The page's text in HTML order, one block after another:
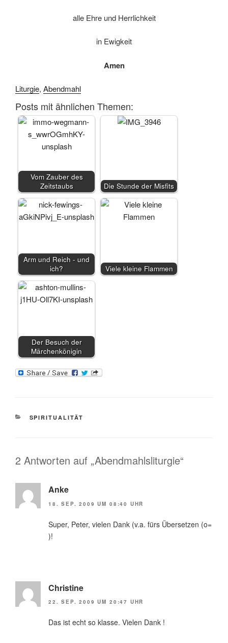
alle Ehre und Herrlichkeit
in Ewigkeit
Amen
Liturgie, Abendmahl
Posts mit ähnlichen Themen:
Vom Zauber des
Zeitstaubs
Die Stunde der Misfits
Arm und Reich - und
ich?
Viele kleine Flammen
Der Besuch der
Märchenkönigin
KATEGORIEN
SPIRITUALITÄT
2 Antworten auf „Abendmahlsliturgie“
Anke
18. SEP. 2009 UM 08:40 UHR
Super, Peter, vielen Dank (v.a. fürs Übersetzen (o=
)!
Christine
22. SEP. 2009 UM 20:47 UHR
Das ist echt so klasse. Vielen Dank !